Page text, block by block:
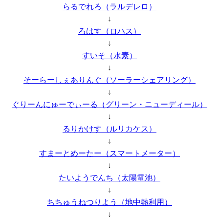
らるでれろ（ラルデレロ）
↓
ろはす（ロハス）
↓
すいそ（水素）
↓
そーらーしぇありんぐ（ソーラーシェアリング）
↓
ぐりーんにゅーでぃーる（グリーン・ニューディール）
↓
るりかけす（ルリカケス）
↓
すまーとめーたー（スマートメーター）
↓
たいようでんち（太陽電池）
↓
ちちゅうねつりよう（地中熱利用）
↓